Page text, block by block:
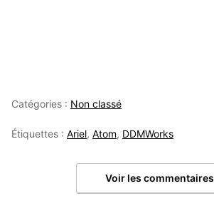
Catégories : Non classé
Étiquettes : Ariel, Atom, DDMWorks
Voir les commentaires